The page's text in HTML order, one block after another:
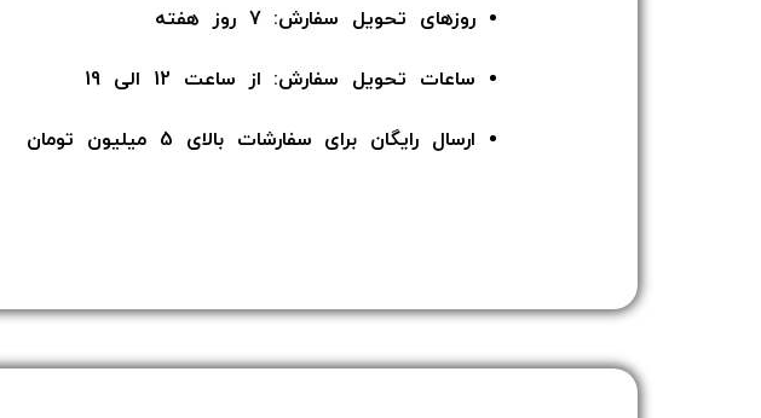
روزهای تحویل سفارش: 7 روز هفته
ساعات تحویل سفارش: از ساعت 12 الی 19
ارسال رایگان برای سفارشات بالای 5 میلیون تومان​​​​​​​